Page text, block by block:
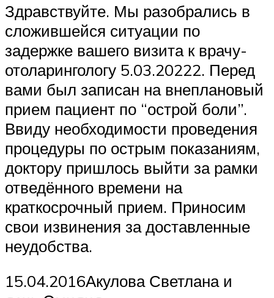
Здравствуйте. Мы разобрались в
сложившейся ситуации по
задержке вашего визита к врачу-
отоларингологу 5.03.20222. Перед
вами был записан на внеплановый
прием пациент по “острой боли”.
Ввиду необходимости проведения
процедуры по острым показаниям,
доктору пришлось выйти за рамки
отведённого времени на
краткосрочный прием. Приносим
свои извинения за доставленные
неудобства.
15.04.2016Акулова Светлана и